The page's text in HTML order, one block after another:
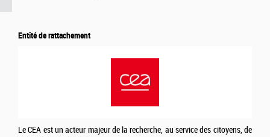
Entité de rattachement
Le CEA est un acteur majeur de la recherche, au service des citoyens, de